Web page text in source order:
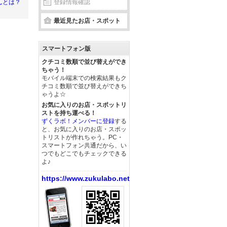
とは？ 登録情報確認
最近見たお店・スポット
スマートフォン版
クチコミ数順で並び替えができ
ちゃう！
モバイル端末での検索結果もク
チコミ数順で並び替えができち
ゃうよ☆
お気に入りのお店・スポットリ
ストを持ち運べる！
ずくラボ！メンバーに登録する
と、お気に入りのお店・スポッ
トリストが作れちゃう。PC・
スマートフォン共通だから、い
つでもどこでもチェックできる
よ♪
https://www.zukulabo.net/